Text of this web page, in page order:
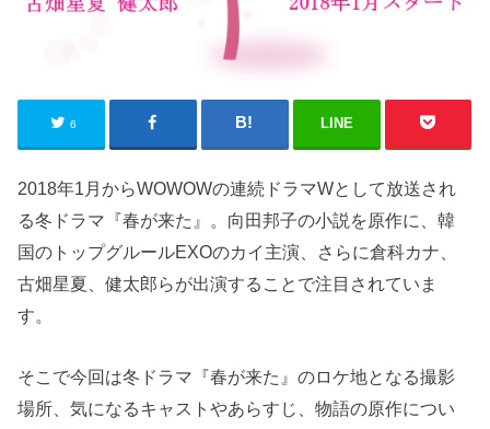
6 LINE
2018年1月からWOWOWの連続ドラマWとして放送され
る冬ドラマ『春が来た』。向田邦子の小説を原作に、韓
国のトップグルールEXOのカイ主演、さらに倉科カナ、
古畑星夏、健太郎らが出演することで注目されていま
す。
そこで今回は冬ドラマ『春が来た』のロケ地となる撮影
場所、気になるキャストやあらすじ、物語の原作につい